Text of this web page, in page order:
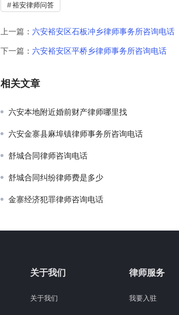
裕安律师问答
上一篇： 六安裕安区石板冲乡律师事务所咨询电话
下一篇： 六安裕安区平桥乡律师事务所咨询电话
相关文章
六安本地附近婚前财产律师哪里找
六安金寨县麻埠镇律师事务所咨询电话
舒城合同律师咨询电话
舒城合同纠纷律师费是多少
金寨经济犯罪律师咨询电话
关于我们
关于我们
律师服务
我要入驻